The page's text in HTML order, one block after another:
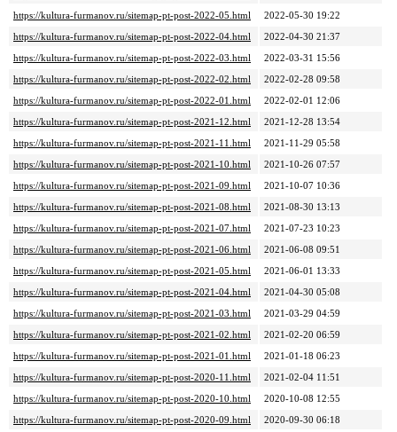
https://kultura-furmanov.ru/sitemap-pt-post-2022-05.html
2022-05-30 19:22
https://kultura-furmanov.ru/sitemap-pt-post-2022-04.html
2022-04-30 21:37
https://kultura-furmanov.ru/sitemap-pt-post-2022-03.html
2022-03-31 15:56
https://kultura-furmanov.ru/sitemap-pt-post-2022-02.html
2022-02-28 09:58
https://kultura-furmanov.ru/sitemap-pt-post-2022-01.html
2022-02-01 12:06
https://kultura-furmanov.ru/sitemap-pt-post-2021-12.html
2021-12-28 13:54
https://kultura-furmanov.ru/sitemap-pt-post-2021-11.html
2021-11-29 05:58
https://kultura-furmanov.ru/sitemap-pt-post-2021-10.html
2021-10-26 07:57
https://kultura-furmanov.ru/sitemap-pt-post-2021-09.html
2021-10-07 10:36
https://kultura-furmanov.ru/sitemap-pt-post-2021-08.html
2021-08-30 13:13
https://kultura-furmanov.ru/sitemap-pt-post-2021-07.html
2021-07-23 10:23
https://kultura-furmanov.ru/sitemap-pt-post-2021-06.html
2021-06-08 09:51
https://kultura-furmanov.ru/sitemap-pt-post-2021-05.html
2021-06-01 13:33
https://kultura-furmanov.ru/sitemap-pt-post-2021-04.html
2021-04-30 05:08
https://kultura-furmanov.ru/sitemap-pt-post-2021-03.html
2021-03-29 04:59
https://kultura-furmanov.ru/sitemap-pt-post-2021-02.html
2021-02-20 06:59
https://kultura-furmanov.ru/sitemap-pt-post-2021-01.html
2021-01-18 06:23
https://kultura-furmanov.ru/sitemap-pt-post-2020-11.html
2021-02-04 11:51
https://kultura-furmanov.ru/sitemap-pt-post-2020-10.html
2020-10-08 12:55
https://kultura-furmanov.ru/sitemap-pt-post-2020-09.html
2020-09-30 06:18